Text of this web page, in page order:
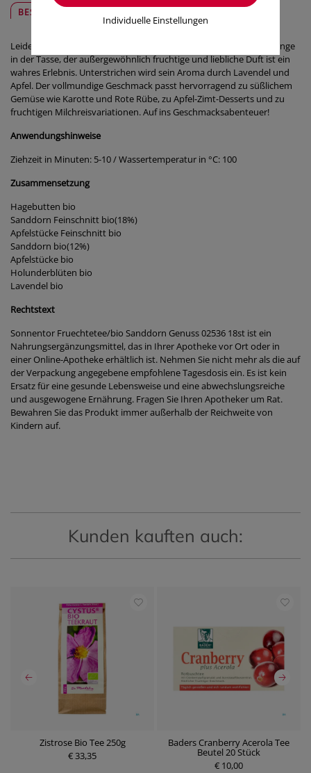
BESCHREIBUNG
Leidenschaft in der Tasse! Dieser Sanddorntee schimmert gelborange
in der Tasse, der außergewöhnlich fruchtige und liebliche Duft ist ein
wahres Erlebnis. Unterstrichen wird sein Aroma durch Lavendel und
Apfel. Der vollmundige Geschmack passt hervorragend zu süßlichem
Gemüse wie Karotte und Rote Rübe, zu Apfel-Zimt-Desserts und zu
fruchtigen Milchreisvariationen. Auf ins Geschmacksabenteuer!
Anwendungshinweise
Ziehzeit in Minuten: 5-10 / Wassertemperatur in °C: 100
Zusammensetzung
Hagebutten bio
Sanddorn Feinschnitt bio(18%)
Apfelstücke Feinschnitt bio
Sanddorn bio(12%)
Apfelstücke bio
Holunderblüten bio
Lavendel bio
Rechtstext
Sonnentor Fruechtetee/bio Sanddorn Genuss 02536 18st ist ein
Nahrungsergänzungsmittel, das in Ihrer Apotheke vor Ort oder in
einer Online-Apotheke erhältlich ist. Nehmen Sie nicht mehr als die auf
der Verpackung angegebene empfohlene Tagesdosis ein. Es ist kein
Ersatz für eine gesunde Lebensweise und eine abwechslungsreiche
und ausgewogene Ernährung. Fragen Sie Ihren Apotheker um Rat.
Bewahren Sie das Produkt immer außerhalb der Reichweite von
Kindern auf.
Kunden kauften auch:
Zistrose Bio Tee 250g
€ 33,35
Baders Cranberry Acerola Tee
Beutel 20 Stück
€ 10,00
Individuelle Einstellungen